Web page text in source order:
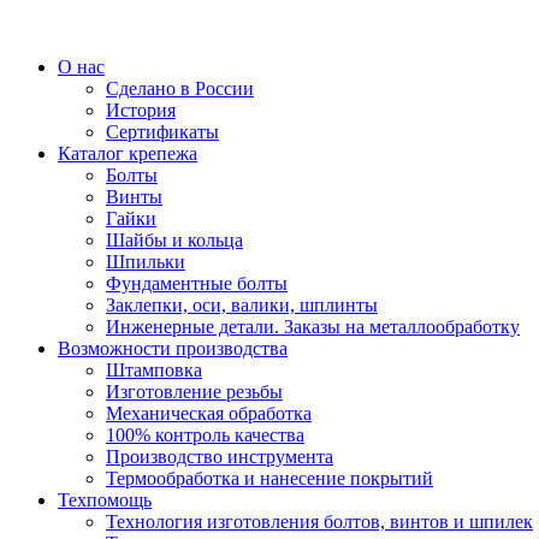
О нас
Сделано в России
История
Сертификаты
Каталог крепежа
Болты
Винты
Гайки
Шайбы и кольца
Шпильки
Фундаментные болты
Заклепки, оси, валики, шплинты
Инженерные детали. Заказы на металлообработку
Возможности производства
Штамповка
Изготовление резьбы
Механическая обработка
100% контроль качества
Производство инструмента
Термообработка и нанесение покрытий
Техпомощь
Технология изготовления болтов, винтов и шпилек